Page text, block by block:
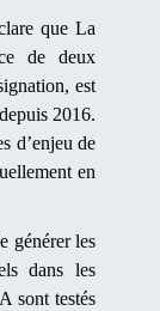
que La
de deux
est
2016.
d’enjeu de
en
générer les
dans les
sont testés